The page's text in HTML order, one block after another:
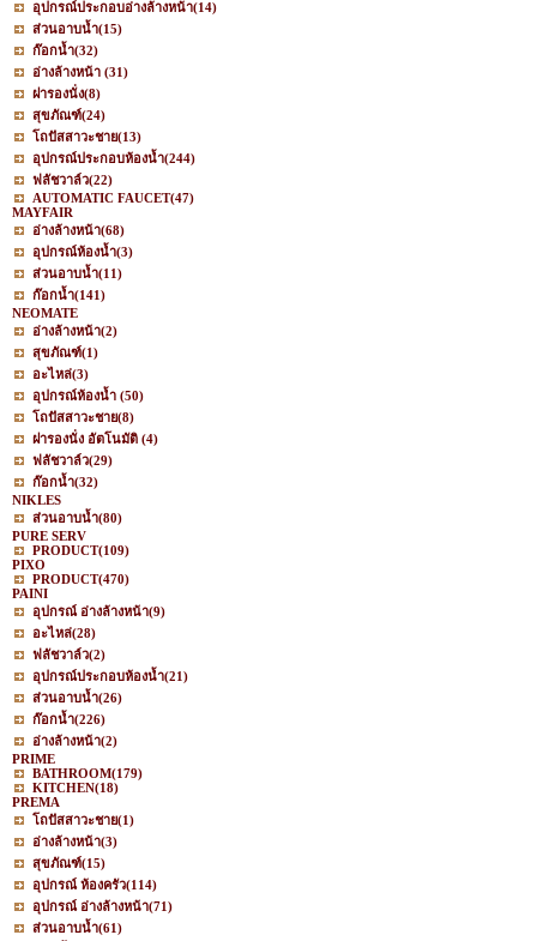
อุปกรณ์ประกอบอ่างล้างหน้า(14)
ส่วนอาบน้ำ(15)
ก๊อกน้ำ(32)
อ่างล้างหน้า (31)
ฝารองนั่ง(8)
สุขภัณฑ์(24)
โถปัสสาวะชาย(13)
อุปกรณ์ประกอบห้องน้ำ(244)
ฟลัชวาล์ว(22)
AUTOMATIC FAUCET(47)
MAYFAIR
อ่างล้างหน้า(68)
อุปกรณ์ห้องน้ำ(3)
ส่วนอาบน้ำ(11)
ก๊อกน้ำ(141)
NEOMATE
อ่างล้างหน้า(2)
สุขภัณฑ์(1)
อะไหล่(3)
อุปกรณ์ห้องน้ำ (50)
โถปัสสาวะชาย(8)
ฝารองนั่ง อัตโนมัติ (4)
ฟลัชวาล์ว(29)
ก๊อกน้ำ(32)
NIKLES
ส่วนอาบน้ำ(80)
PURE SERV
PRODUCT(109)
PIXO
PRODUCT(470)
PAINI
อุปกรณ์ อ่างล้างหน้า(9)
อะไหล่(28)
ฟลัชวาล์ว(2)
อุปกรณ์ประกอบห้องน้ำ(21)
ส่วนอาบน้ำ(26)
ก๊อกน้ำ(226)
อ่างล้างหน้า(2)
PRIME
BATHROOM(179)
KITCHEN(18)
PREMA
โถปัสสาวะชาย(1)
อ่างล้างหน้า(3)
สุขภัณฑ์(15)
อุปกรณ์ ห้องครัว(114)
อุปกรณ์ อ่างล้างหน้า(71)
ส่วนอาบน้ำ(61)